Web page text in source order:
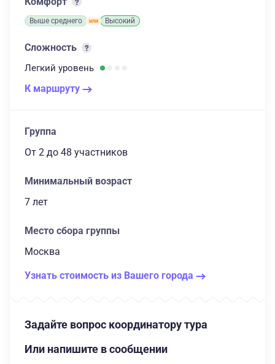
Выше среднего Высокий
Сложность
Легкий уровень
К маршруту
Группа
От 2 до 48 участников
Минимальный возраст
7 лет
Место сбора группы
Москва
Узнать стоимость из Вашего города
Задайте вопрос координатору тура
Или напишите в сообщении